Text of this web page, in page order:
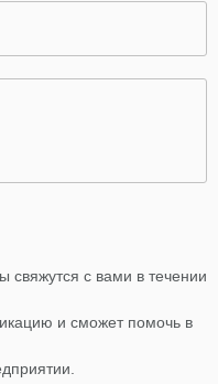
свяжутся с вами в течении
и сможет помочь в